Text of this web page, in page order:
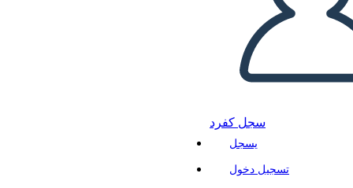
سجل كفرد
يسجل
تسجيل دخول